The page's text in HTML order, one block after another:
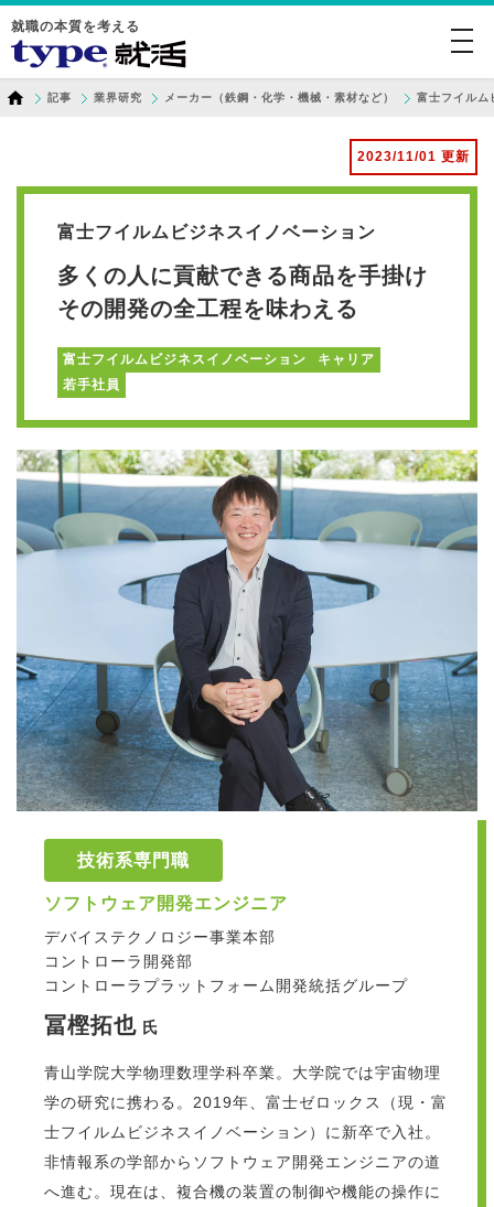
就職の本質を考える
記事 業界研究 メーカー（鉄鋼・化学・機械・素材など） 富士フイルム
2023/11/01 更新
富士フイルムビジネスイノベーション
多くの人に貢献できる商品を手掛け
その開発の全工程を味わえる
富士フイルムビジネスイノベーション
キャリア
若手社員
技術系専門職
ソフトウェア開発エンジニア
デバイステクノロジー事業本部
コントローラ開発部
コントローラプラットフォーム開発統括グループ
冨樫拓也 氏
青山学院大学物理数理学科卒業。大学院では宇宙物理
学の研究に携わる。2019年、富士ゼロックス（現・富
士フイルムビジネスイノベーション）に新卒で入社。
非情報系の学部からソフトウェア開発エンジニアの道
へ進む。現在は、複合機の装置の制御や機能の操作に